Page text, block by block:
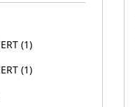
(1)
(1)